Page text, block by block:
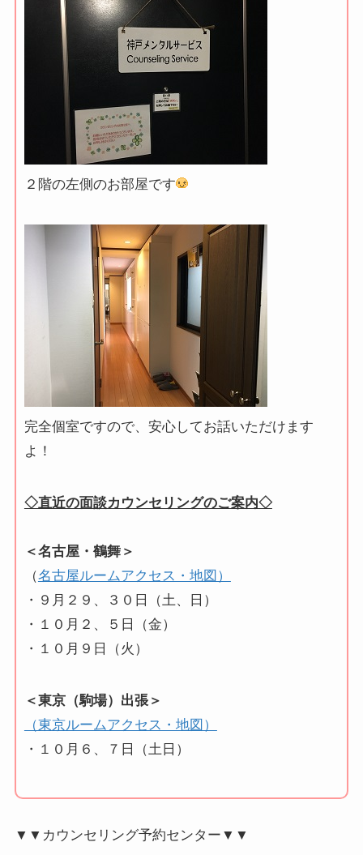
２階の左側のお部屋です
完全個室ですので、安心してお話いただけます
よ！
◇直近の面談カウンセリングのご案内◇
＜名古屋・鶴舞＞
（名古屋ルームアクセス・地図）
・９月２９、３０日（土、日）
・１０月２、５日（金）
・１０月９日（火）
＜東京（駒場）出張＞
（東京ルームアクセス・地図）
・１０月６、７日（土日）
▼▼カウンセリング予約センター▼▼